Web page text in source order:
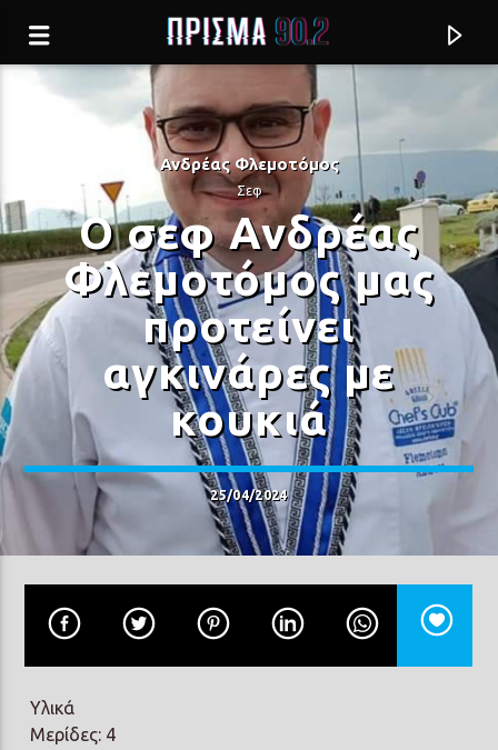
Current track
Σύνδεση με RealFm
Ανδρέας Φλεμοτόμος
Σεφ
Ο σεφ Ανδρέας
Φλεμοτόμος μας
προτείνει
αγκινάρες με
κουκιά
25/04/2024
Υλικά
Μερίδες: 4